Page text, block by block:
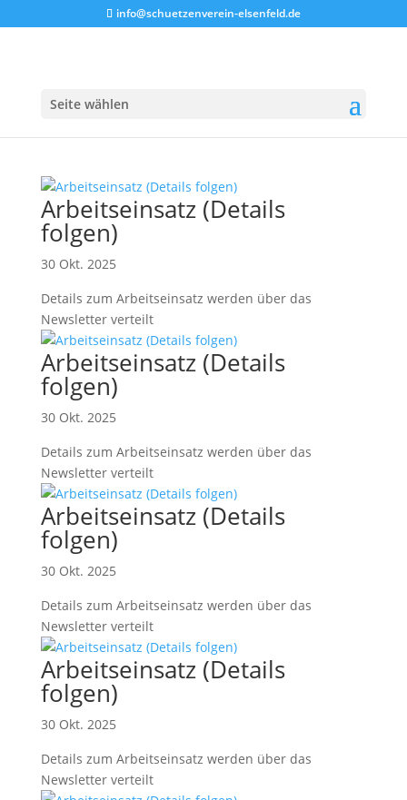
info@schuetzenverein-elsenfeld.de
Seite wählen
Arbeitseinsatz (Details
folgen)
30 Okt. 2025
Details zum Arbeitseinsatz werden über das
Newsletter verteilt
Arbeitseinsatz (Details
folgen)
30 Okt. 2025
Details zum Arbeitseinsatz werden über das
Newsletter verteilt
Arbeitseinsatz (Details
folgen)
30 Okt. 2025
Details zum Arbeitseinsatz werden über das
Newsletter verteilt
Arbeitseinsatz (Details
folgen)
30 Okt. 2025
Details zum Arbeitseinsatz werden über das
Newsletter verteilt